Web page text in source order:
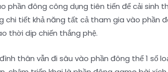
phần đông công dụng tiên tiến để cải sinh
chi tiết khả năng tất cả tham gia vào phần
thời dịp chiến thắng phệ.
thân vẫn đi sâu vào phần đông thể 1